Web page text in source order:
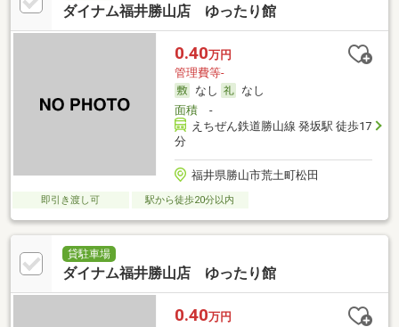
ダイナム福井勝山店 ゆったり館
0.40万円
管理費等-
なし
なし
面積-
えちぜん鉄道勝山線 発坂駅 徒歩17
分
福井県勝山市荒土町松田
即引き渡し可 駅から徒歩20分以内
貸駐車場
ダイナム福井勝山店 ゆったり館
0.40万円